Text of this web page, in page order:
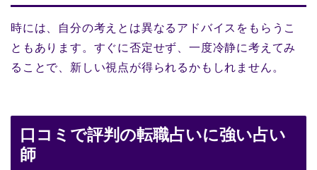
時には、自分の考えとは異なるアドバイスをもらうこ
ともあります。すぐに否定せず、一度冷静に考えてみ
ることで、新しい視点が得られるかもしれません。
口コミで評判の転職占いに強い占い
師